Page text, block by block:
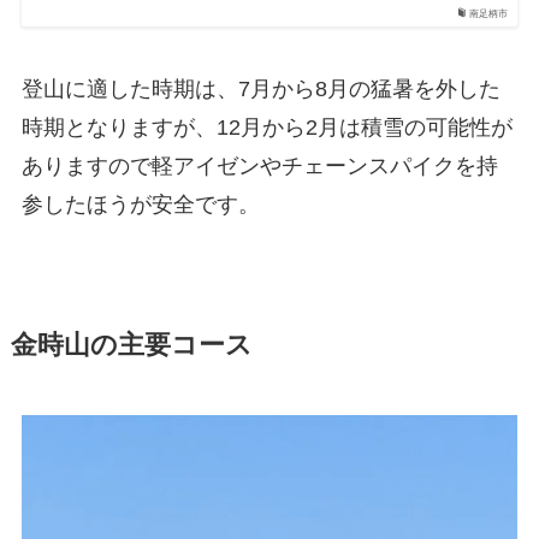
南足柄市
登山に適した時期は、7月から8月の猛暑を外した
時期となりますが、12月から2月は積雪の可能性が
ありますので軽アイゼンやチェーンスパイクを持
参したほうが安全です。
金時山の主要コース